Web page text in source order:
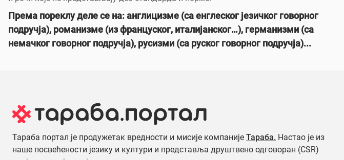
Према пореклу деле се на: англицизме (са енглеског језичког говорног
подручја), романизме (из француског, италијанског…), германизми (са
немачког говорног подручја), русизми (са руског говорног подручја)...
Тараба портал је продужетак вредности и мисије компаније Тараба. Настао је из
наше посвећености језику и култури и представља друштвено одговоран (CSR)